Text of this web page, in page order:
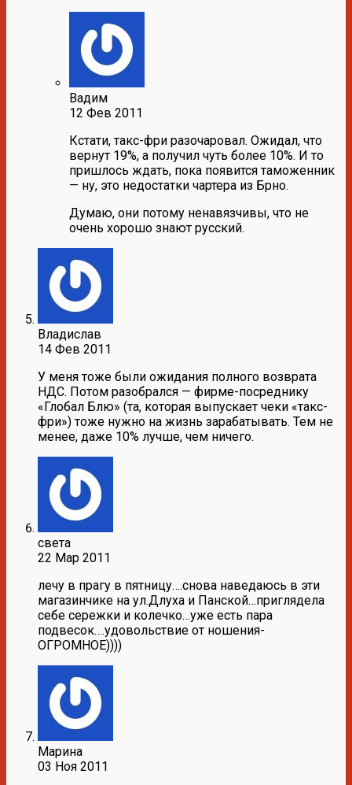
Вадим
12 Фев 2011
Кстати, такс-фри разочаровал. Ожидал, что
вернут 19%, а получил чуть более 10%. И то
пришлось ждать, пока появится таможенник
— ну, это недостатки чартера из Брно.
Думаю, они потому ненавязчивы, что не
очень хорошо знают русский.
Владислав
14 Фев 2011
У меня тоже были ожидания полного возврата
НДС. Потом разобрался — фирме-посреднику
«Глобал Блю» (та, которая выпускает чеки «такс-
фри») тоже нужно на жизнь зарабатывать. Тем не
менее, даже 10% лучше, чем ничего.
света
22 Мар 2011
лечу в прагу в пятницу….снова наведаюсь в эти
магазинчике на ул.Длуха и Панской…приглядела
себе сережки и колечко…уже есть пара
подвесок….удовольствие от ношения-
ОГРОМНОЕ))))
Марина
03 Ноя 2011